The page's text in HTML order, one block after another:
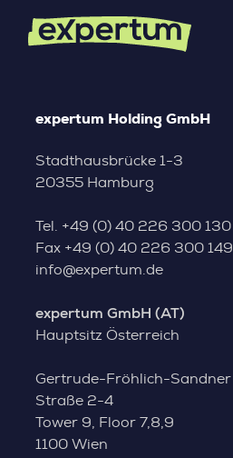
expertum Holding GmbH
Stadthausbrücke 1-3
20355 Hamburg
Tel. +49 (0) 40 226 300 130
Fax +49 (0) 40 226 300 149
info@expertum.de
expertum GmbH (AT)
Hauptsitz Österreich
Gertrude-Fröhlich-Sandner
Straße 2-4
Tower 9, Floor 7,8,9
1100 Wien